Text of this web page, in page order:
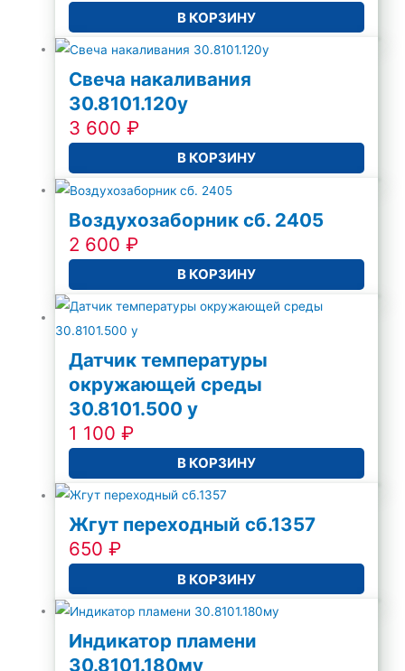
В КОРЗИНУ
Свеча накаливания
30.8101.120у
3 600₽
В КОРЗИНУ
Воздухозаборник сб. 2405
2 600₽
В КОРЗИНУ
Датчик температуры
окружающей среды
30.8101.500 у
1 100₽
В КОРЗИНУ
Жгут переходный сб.1357
650₽
В КОРЗИНУ
Индикатор пламени
30.8101.180му